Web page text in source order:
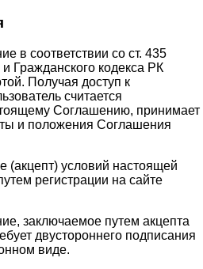
в соответствии со ст. 435
Гражданского кодекса РК
Получая доступ к
считается
Соглашению, принимает
и положения Соглашения
(акцепт) условий настоящей
регистрации на сайте
заключаемое путем акцепта
двустороннего подписания
виде.